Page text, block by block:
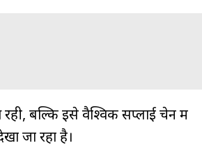
रही, बल्कि इसे वैश्विक सप्लाई चेन में
जा रहा है।